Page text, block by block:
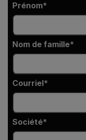
Prénom
Nom de famille
Courriel
Société